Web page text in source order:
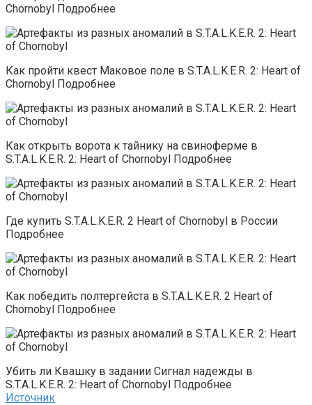
Chornobyl Подробнее
Как пройти квест Маковое поле в S.T.A.L.K.E.R. 2: Heart of
Chornobyl Подробнее
Как открыть ворота к тайнику на свиноферме в
S.T.A.L.K.E.R. 2: Heart of Chornobyl Подробнее
Где купить S.T.A.L.K.E.R. 2 Heart of Chornobyl в России
Подробнее
Как победить полтергейста в S.T.A.L.K.E.R. 2 Heart of
Chornobyl Подробнее
Убить ли Квашку в задании Сигнал надежды в
S.T.A.L.K.E.R. 2: Heart of Chornobyl Подробнее
Источник